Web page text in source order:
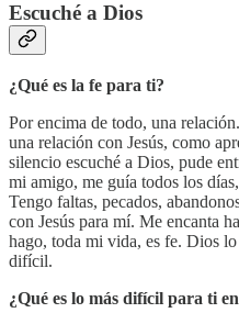
Escuché a Dios
¿Qué es la fe para ti?
Por encima de todo, una
una relación con Jesús, como
silencio escuché a Dios, pude
mi amigo, me guía todos los
Tengo faltas, pecados,
con Jesús para mí. Me encanta
hago, toda mi vida, es fe. Dios
difícil.
¿Qué es lo más difícil para ti